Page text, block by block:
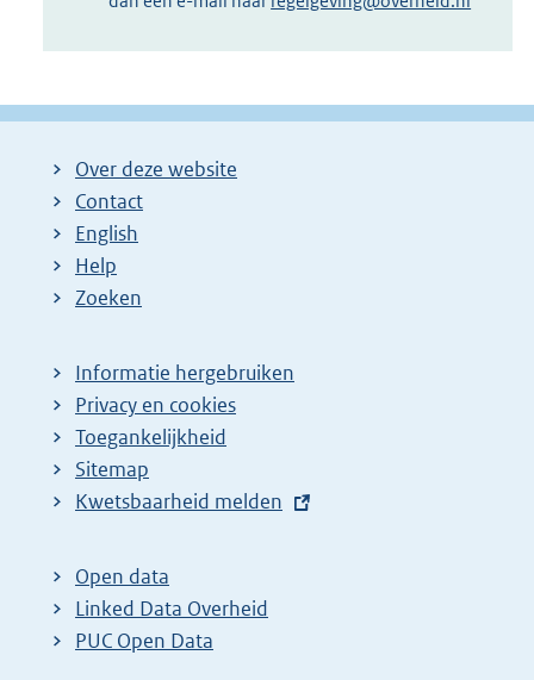
Over deze website
Contact
English
Help
Zoeken
Informatie hergebruiken
Privacy en cookies
Toegankelijkheid
Sitemap
E
t
e
r
Kwetsbaarheid melden
Open data
Linked Data Overheid
PUC Open Data